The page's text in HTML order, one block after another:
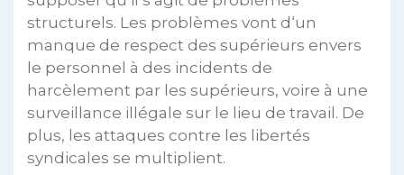
structurels. Les problèmes vont d‘un
manque de respect des supérieurs envers
le personnel à des incidents de
harcèlement par les supérieurs, voire à une
surveillance illégale sur le lieu de travail. De
plus, les attaques contre les libertés
syndicales se multiplient.